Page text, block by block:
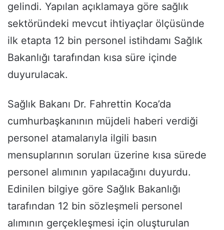
gelindi. Yapılan açıklamaya göre sağlık
sektöründeki mevcut ihtiyaçlar ölçüsünde
ilk etapta 12 bin personel istihdamı Sağlık
Bakanlığı tarafından kısa süre içinde
duyurulacak.
Sağlık Bakanı Dr. Fahrettin Koca’da
cumhurbaşkanının müjdeli haberi verdiği
personel atamalarıyla ilgili basın
mensuplarının soruları üzerine kısa sürede
personel alımının yapılacağını duyurdu.
Edinilen bilgiye göre Sağlık Bakanlığı
tarafından 12 bin sözleşmeli personel
alımının gerçekleşmesi için oluşturulan